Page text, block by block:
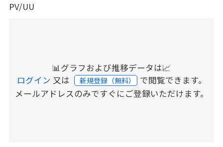
PV/UU
📊グラフおよび推移データは📈
ログイン 又は 新規登録（無料） で閲覧できます。
メールアドレスのみですぐにご登録いただけます。